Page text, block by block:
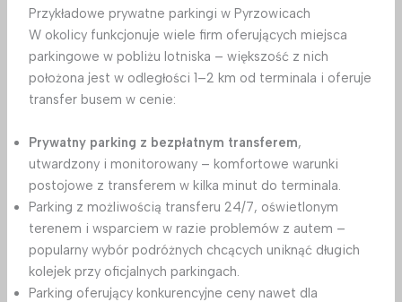
Przykładowe prywatne parkingi w Pyrzowicach
W okolicy funkcjonuje wiele firm oferujących miejsca
parkingowe w pobliżu lotniska – większość z nich
położona jest w odległości 1–2 km od terminala i oferuje
transfer busem w cenie:
Prywatny parking z bezpłatnym transferem,
utwardzony i monitorowany – komfortowe warunki
postojowe z transferem w kilka minut do terminala.
Parking z możliwością transferu 24/7, oświetlonym
terenem i wsparciem w razie problemów z autem –
popularny wybór podróżnych chcących uniknąć długich
kolejek przy oficjalnych parkingach.
Parking oferujący konkurencyjne ceny nawet dla